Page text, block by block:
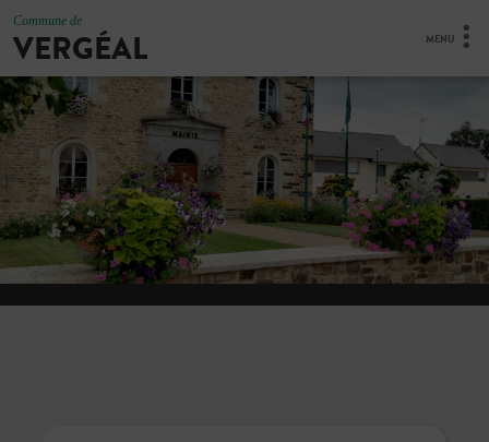
Commune de
VERGÉAL MENU